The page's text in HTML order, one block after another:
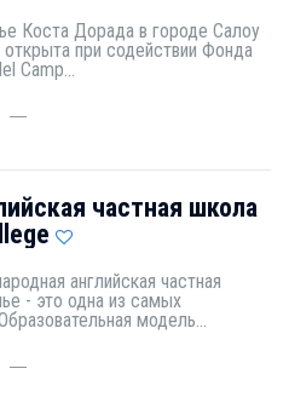
Коста Дорада в городе Салоу
при содействии Фонда
Camp...
—
частная школа
английская частная
- это одна из самых
модель...
—